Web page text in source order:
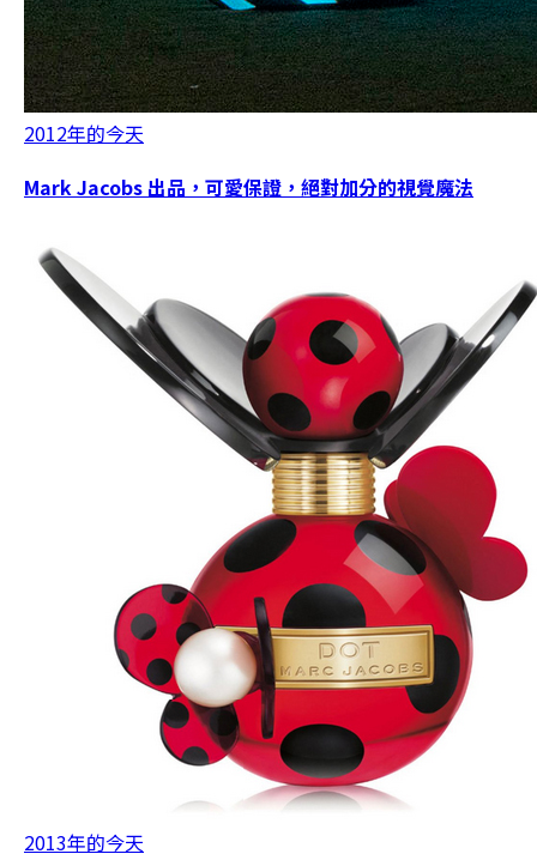
2012年的今天
Mark Jacobs 出品，可愛保證，絕對加分的視覺魔法
2013年的今天